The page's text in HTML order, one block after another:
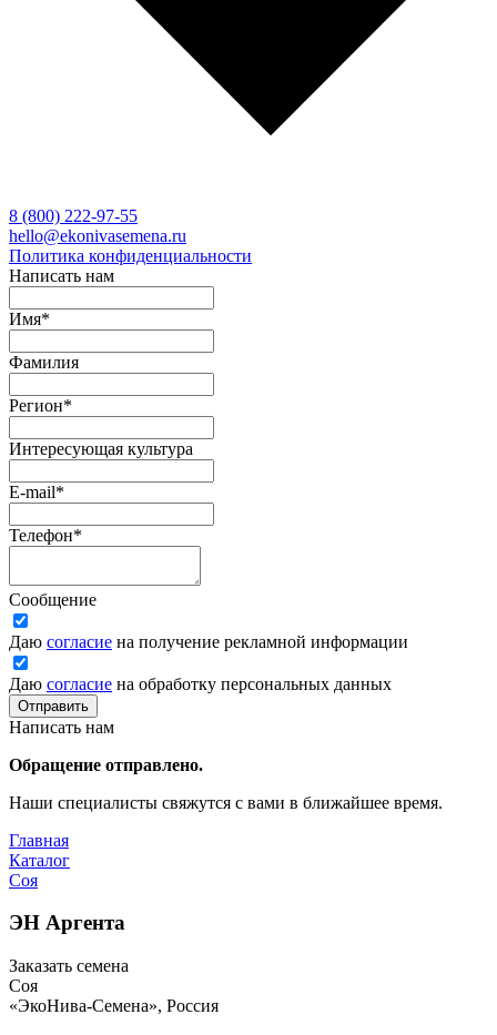
8 (800) 222-97-55
hello@ekonivasemena.ru
Политика конфиденциальности
Написать нам
Имя*
Фамилия
Регион*
Интересующая культура
E-mail*
Телефон*
Сообщение
Даю согласие на получение рекламной информации
Даю согласие на обработку персональных данных
Отправить
Написать нам
Обращение отправлено.
Наши специалисты свяжутся с вами в ближайшее время.
Главная
Каталог
Соя
ЭН Аргента
Заказать семена
Соя
«ЭкоНива-Семена», Россия